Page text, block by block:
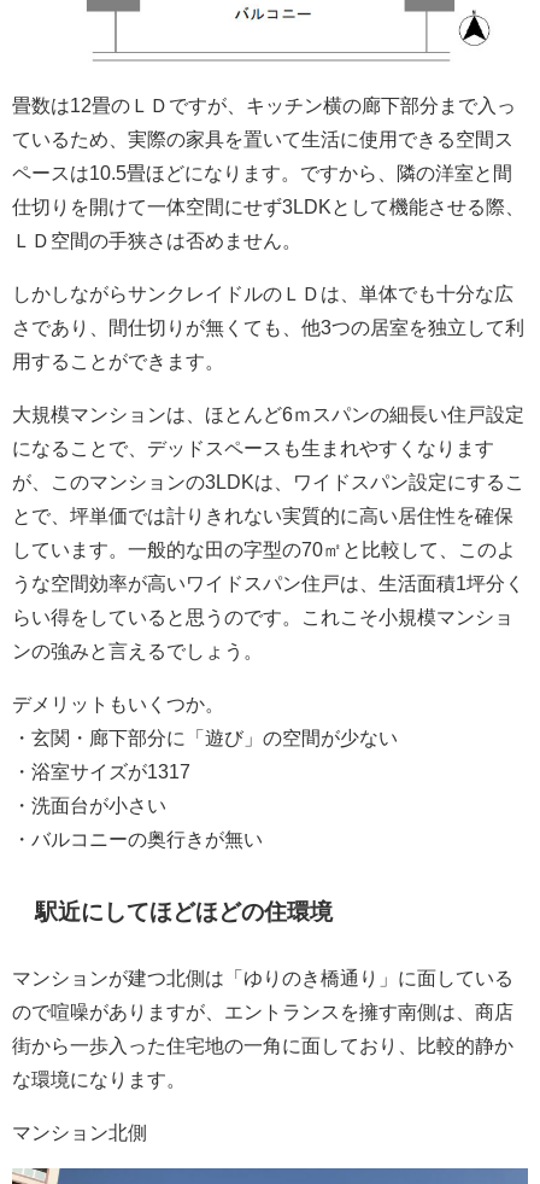
畳数は12畳のＬＤですが、キッチン横の廊下部分まで入っ
ているため、実際の家具を置いて生活に使用できる空間ス
ペースは10.5畳ほどになります。ですから、隣の洋室と間
仕切りを開けて一体空間にせず3LDKとして機能させる際、
ＬＤ空間の手狭さは否めません。
しかしながらサンクレイドルのＬＤは、単体でも十分な広
さであり、間仕切りが無くても、他3つの居室を独立して利
用することができます。
大規模マンションは、ほとんど6ｍスパンの細長い住戸設定
になることで、デッドスペースも生まれやすくなります
が、このマンションの3LDKは、ワイドスパン設定にするこ
とで、坪単価では計りきれない実質的に高い居住性を確保
しています。一般的な田の字型の70㎡と比較して、このよ
うな空間効率が高いワイドスパン住戸は、生活面積1坪分く
らい得をしていると思うのです。これこそ小規模マンショ
ンの強みと言えるでしょう。
デメリットもいくつか。
・玄関・廊下部分に「遊び」の空間が少ない
・浴室サイズが1317
・洗面台が小さい
・バルコニーの奥行きが無い
駅近にしてほどほどの住環境
マンションが建つ北側は「ゆりのき橋通り」に面している
ので喧噪がありますが、エントランスを擁す南側は、商店
街から一歩入った住宅地の一角に面しており、比較的静か
な環境になります。
マンション北側